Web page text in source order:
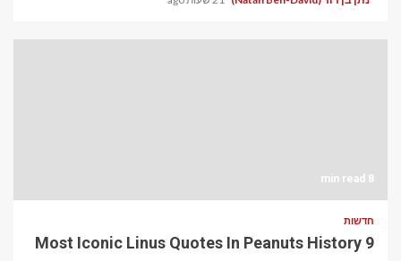
8 min read
חדשות
9 Most Iconic Linus Quotes In Peanuts History